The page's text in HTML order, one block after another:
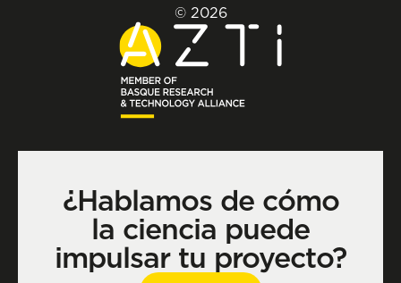
© 2026
¿Hablamos de cómo
la ciencia puede
impulsar tu proyecto?